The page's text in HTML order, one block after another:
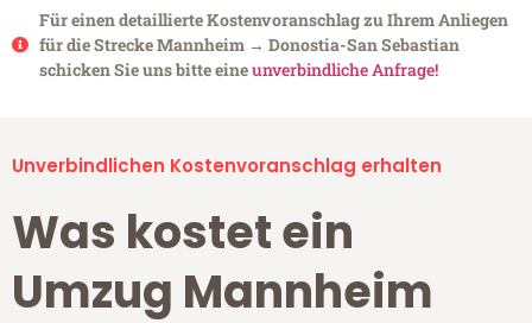
Für einen detaillierte Kostenvoranschlag zu Ihrem Anliegen
für die Strecke Mannheim → Donostia-San Sebastian
schicken Sie uns bitte eineunverbindliche Anfrage!
Unverbindlichen Kostenvoranschlag erhalten
Was kostet ein
Umzug Mannheim